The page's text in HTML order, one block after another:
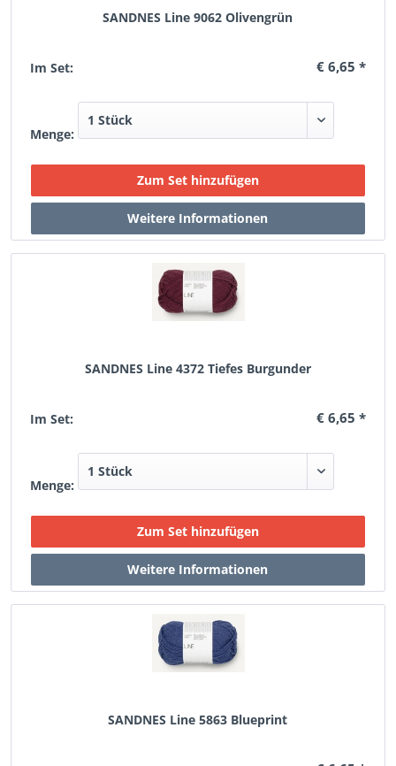
SANDNES Line 9062 Olivengrün
Im Set: € 6,65 *
Menge:
SANDNES Line 4372 Tiefes Burgunder
Im Set: € 6,65 *
Menge:
SANDNES Line 5863 Blueprint